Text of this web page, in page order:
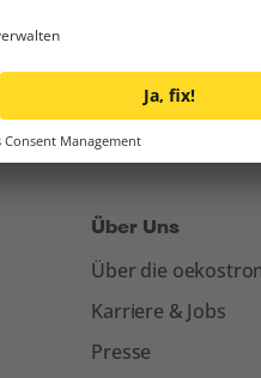
Wasserkraft
Über Uns
Über die
Karriere & Jobs
Presse